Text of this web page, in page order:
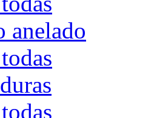
anelado